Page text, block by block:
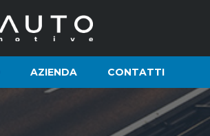
AZIENDA CONTATTI